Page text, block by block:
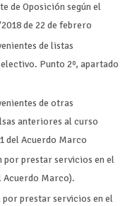
de Oposición según el
de 22 de febrero
de listas
Punto 2º, apartado
de otras
anteriores al curso
del Acuerdo Marco
por prestar servicios en el
Acuerdo Marco).
prestar servicios en el